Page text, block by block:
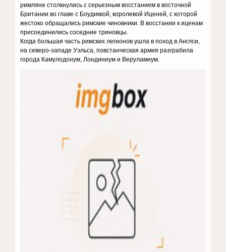
римляне столкнулись с серьезным восстанием в восточной
Британии во главе с Боудиккой, королевой Иценей, с которой
жестоко обращались римские чиновники. В восстании к иценам
присоединились соседние триновцы.
Когда большая часть римских легионов ушла в поход в Англси,
на северо-западе Уэльса, повстанческая армия разграбила
города Камулодонум, Лондиниум и Веруламиум.